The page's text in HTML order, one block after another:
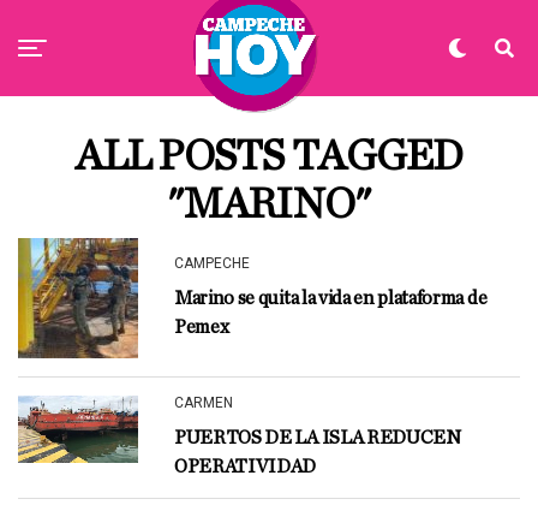
ALL POSTS TAGGED
"MARINO"
CAMPECHE
Marino se quita la vida en plataforma de
Pemex
CARMEN
PUERTOS DE LA ISLA REDUCEN
OPERATIVIDAD